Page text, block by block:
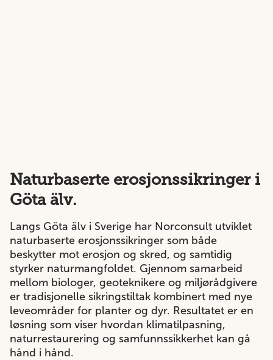
Naturbaserte erosjonssikringer i
Göta älv.
Langs Göta älv i Sverige har Norconsult utviklet
naturbaserte erosjonssikringer som både
beskytter mot erosjon og skred, og samtidig
styrker naturmangfoldet. Gjennom samarbeid
mellom biologer, geoteknikere og miljørådgivere
er tradisjonelle sikringstiltak kombinert med nye
leveområder for planter og dyr. Resultatet er en
løsning som viser hvordan klimatilpasning,
naturrestaurering og samfunnssikkerhet kan gå
hånd i hånd.